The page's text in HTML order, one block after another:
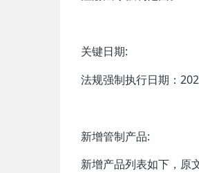
关键日期:
法规强制执行日期：
新增管制产品:
新增产品列表如下，原